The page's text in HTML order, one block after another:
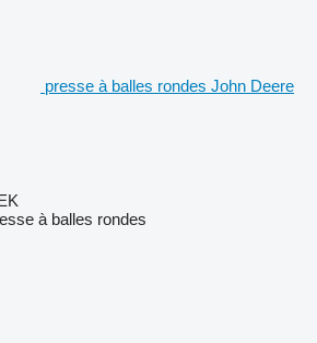
presse à balles rondes John Deere
à balles rondes